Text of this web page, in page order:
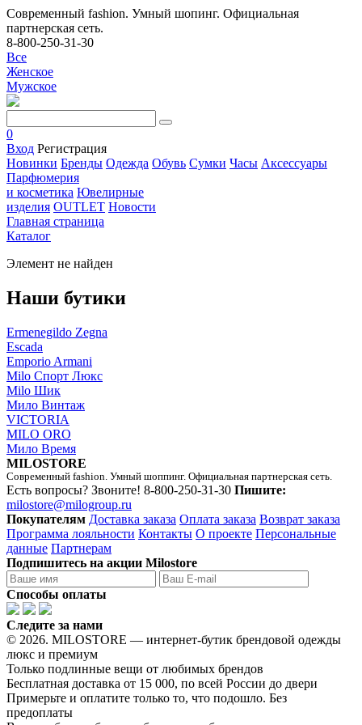
Современный fashion. Умный шопинг. Официальная
партнерская сеть.
8-800-250-31-30
Все
Женское
Мужское
0
Вход Регистрация
Новинки Бренды Одежда Обувь Сумки Часы Аксессуары
Парфюмерия
и косметика Ювелирные
изделия OUTLET Новости
Главная страница
Каталог
Элемент не найден
Наши бутики
Ermenegildo Zegna
Escada
Emporio Armani
Milo Спорт Люкс
Milo Шик
Мило Винтаж
VICTORIA
MILO ORO
Мило Время
MILOSTORE
Современный fashion. Умный шоппинг. Официальная партнерская сеть.
Есть вопросы? Звоните! 8-800-250-31-30 Пишите:
milostore@milogroup.ru
Покупателям Доставка заказа Оплата заказа Возврат заказа
Программа лояльности Контакты О проекте Персональные
данные Партнерам
Подпишитесь на акции Milostore
Способы оплаты
Следите за нами
© 2026. MILOSTORE — интернет-бутик брендовой одежды
люкс и премиум
Только подлинные вещи от любимых брендов
Бесплатная доставка от 15 000, по всей России до двери
Примерьте и оплатите только то, что подошло. Без
предоплаты